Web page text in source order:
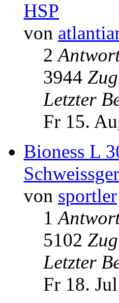
HSP
von
2
3944
Letzter
Fr 15.
Bioness L
von sportler
1
5102
Letzter
Fr 18.